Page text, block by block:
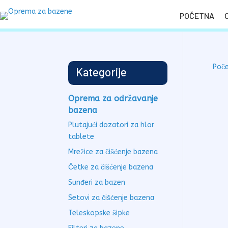
POČETNA
Kategorije
Oprema za održavanje
bazena
Plutajući dozatori za hlor
tablete
Mrežice za čišćenje bazena
Četke za čišćenje bazena
Sunđeri za bazen
Setovi za čišćenje bazena
Teleskopske šipke